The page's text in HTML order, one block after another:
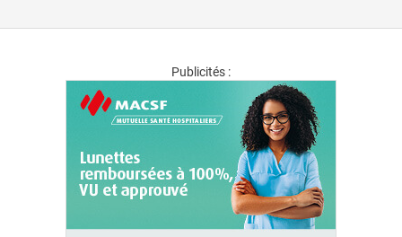
Publicités :